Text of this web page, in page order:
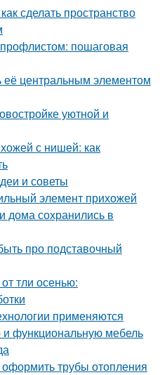
сделать пространство
пошаговая
её центральным элементом
уютной и
с нишей: как
и советы
элемент прихожей
дома сохранились в
про подставочный
тли осенью:
применяются
функциональную мебель
трубы отопления